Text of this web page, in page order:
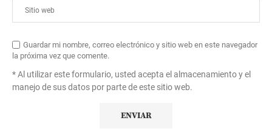
Guardar mi nombre, correo electrónico y sitio web en este navegador
la próxima vez que comente.
* Al utilizar este formulario, usted acepta el almacenamiento y el
manejo de sus datos por parte de este sitio web.